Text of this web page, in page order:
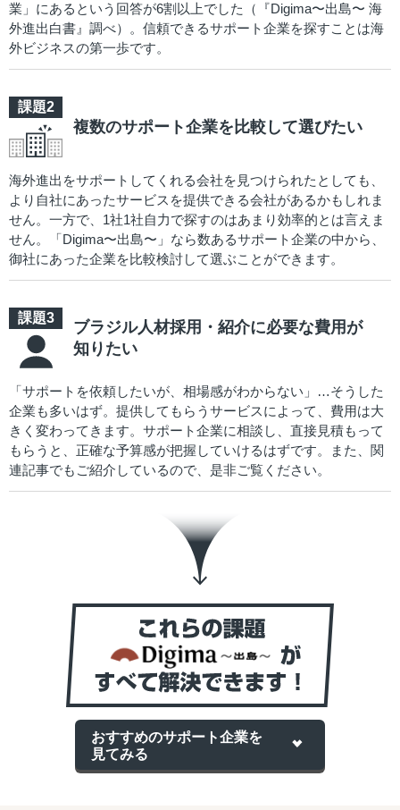
業」にあるという回答が6割以上でした（『Digima〜出島〜 海
外進出白書』調べ）。信頼できるサポート企業を探すことは海
外ビジネスの第一歩です。
複数のサポート企業を比較して選びたい
海外進出をサポートしてくれる会社を見つけられたとしても、
より自社にあったサービスを提供できる会社があるかもしれま
せん。一方で、1社1社自力で探すのはあまり効率的とは言えま
せん。「Digima〜出島〜」なら数あるサポート企業の中から、
御社にあった企業を比較検討して選ぶことができます。
ブラジル人材採用・紹介に必要な費用が
知りたい
「サポートを依頼したいが、相場感がわからない」…そうした
企業も多いはず。提供してもらうサービスによって、費用は大
きく変わってきます。サポート企業に相談し、直接見積もって
もらうと、正確な予算感が把握していけるはずです。また、関
連記事でもご紹介しているので、是非ご覧ください。
おすすめのサポート企業を
見てみる